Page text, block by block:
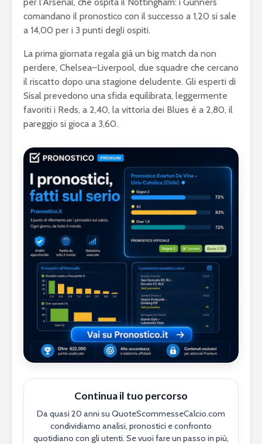
comandano il pronostico con il successo a 1,20 si sale
a 14,00 per i 3 punti degli ospiti.
La prima giornata regala già un big match da non
perdere, Chelsea–Liverpool, due squadre che cercano
il riscatto dopo una stagione deludente. Gli esperti di
Sisal prevedono una sfida equilibrata, leggermente
favoriti i Reds, a 2,40, la vittoria dei Blues è a 2,80, il
pareggio si gioca a 3,60.
Continua il tuo percorso
Da quasi 20 anni su QuoteScommesseCalcio.com
condividiamo analisi, pronostici e confronto
quotidiano con gli utenti. Se vuoi fare un passo in più,